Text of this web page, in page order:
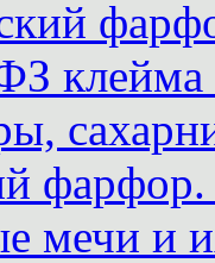
клейма
фарфор.
мечи и